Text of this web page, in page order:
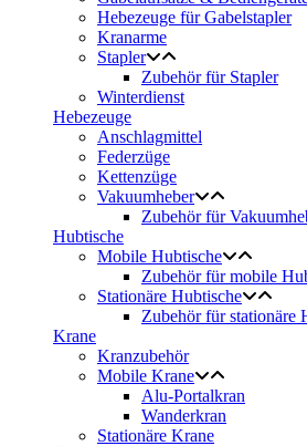
Hebezeuge für Gabelstapler
Kranarme
Stapler
Zubehör für Stapler
Winterdienst
Hebezeuge
Anschlagmittel
Federzüge
Kettenzüge
Vakuumheber
Zubehör für
Hubtische
Mobile Hubtische
Zubehör für mobile
Stationäre Hubtische
Zubehör für stationäre
Krane
Kranzubehör
Mobile Krane
Alu-Portalkran
Wanderkran
Stationäre Krane